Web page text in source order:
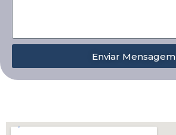
Enviar Mensagem